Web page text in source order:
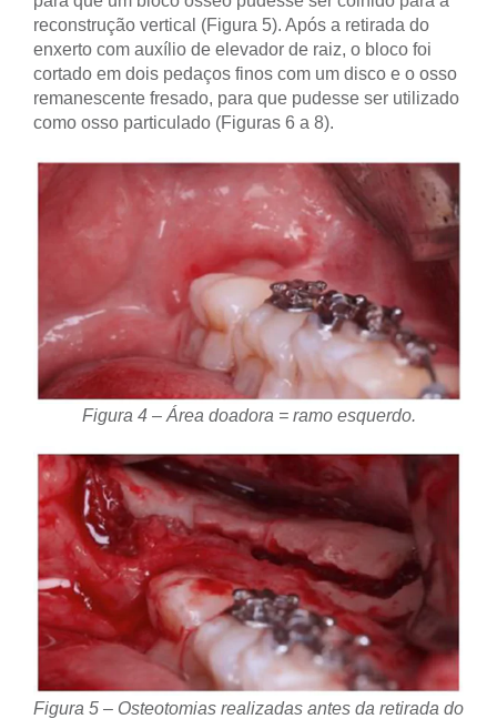
reconstrução vertical (Figura 5). Após a retirada do
enxerto com auxílio de elevador de raiz, o bloco foi
cortado em dois pedaços finos com um disco e o osso
remanescente fresado, para que pudesse ser utilizado
como osso particulado (Figuras 6 a 8).
Figura 4 – Área doadora = ramo esquerdo.
Figura 5 – Osteotomias realizadas antes da retirada do